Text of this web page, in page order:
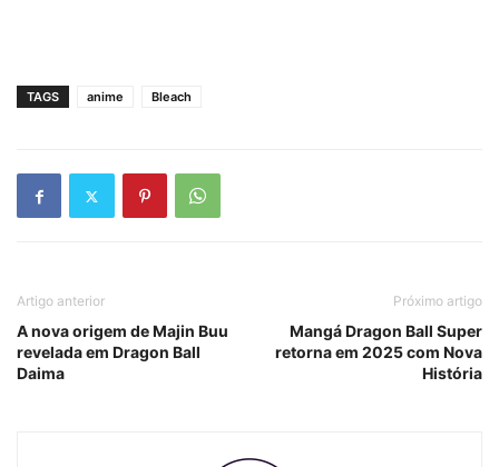
TAGS anime Bleach
Artigo anterior
A nova origem de Majin Buu
revelada em Dragon Ball
Daima
Próximo artigo
Mangá Dragon Ball Super
retorna em 2025 com Nova
História